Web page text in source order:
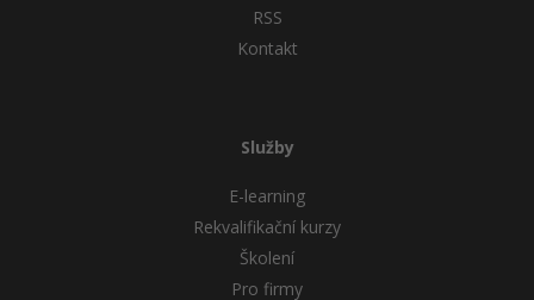
RSS
Kontakt
Služby
E-learning
Rekvalifikační kurzy
Školení
Pro firmy